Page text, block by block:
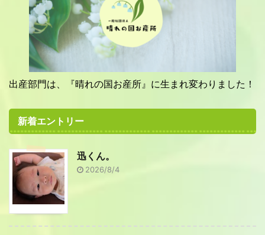
出産部門は、『晴れの国お産所』に生まれ変わりました！
新着エントリー
迅くん。
2026/8/4